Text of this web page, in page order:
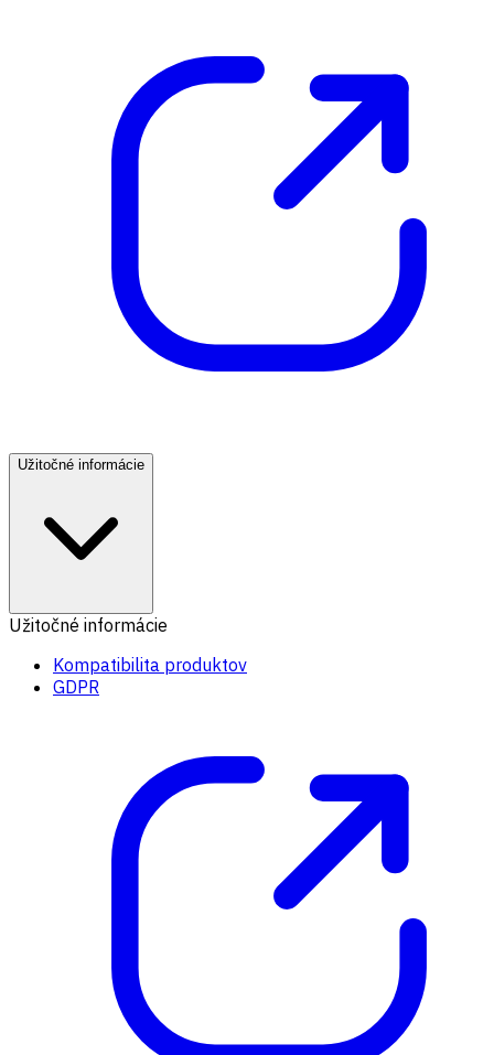
Užitočné informácie
Užitočné informácie
Kompatibilita produktov
GDPR